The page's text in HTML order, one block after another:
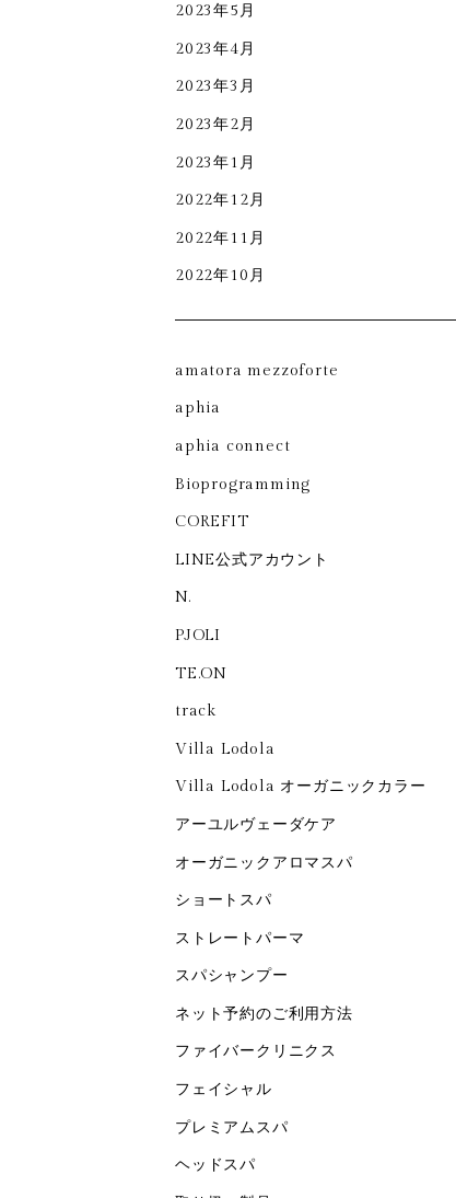
2023年5月
2023年4月
2023年3月
2023年2月
2023年1月
2022年12月
2022年11月
2022年10月
amatora mezzoforte
aphia
aphia connect
Bioprogramming
COREFIT
LINE公式アカウント
N.
PJOLI
TE.ON
track
Villa Lodola
Villa Lodola オーガニックカラー
アーユルヴェーダケア
オーガニックアロマスパ
ショートスパ
ストレートパーマ
スパシャンプー
ネット予約のご利用方法
ファイバークリニクス
フェイシャル
プレミアムスパ
ヘッドスパ